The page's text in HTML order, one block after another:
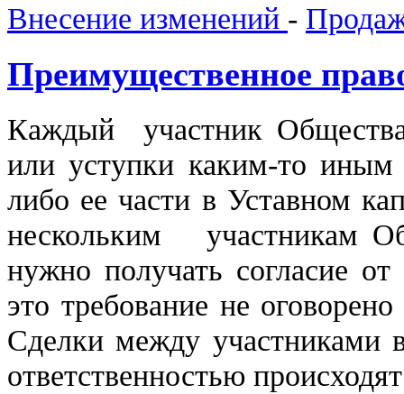
Внесение изменений -
Преимущественное
Каждый участник
или уступки каким-то иным
либо ее части в Уставном
нескольким участникам
нужно получать согласие
это требование не
Сделки между участниками
ответственностью